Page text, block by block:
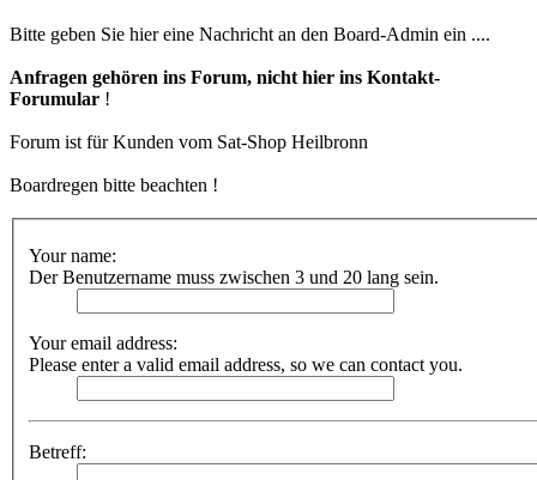
Bitte geben Sie hier eine Nachricht an den Board-Admin ein ....
Anfragen gehören ins Forum, nicht hier ins Kontakt-
Forumular !
Forum ist für Kunden vom Sat-Shop Heilbronn
Boardregen bitte beachten !
Your name:
Der Benutzername muss zwischen 3 und 20 lang sein.
Your email address:
Please enter a valid email address, so we can contact you.
Betreff: